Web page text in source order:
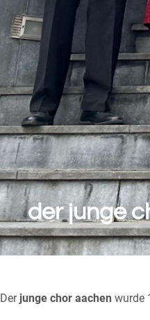
der junge
Der junge chor aachen wurde